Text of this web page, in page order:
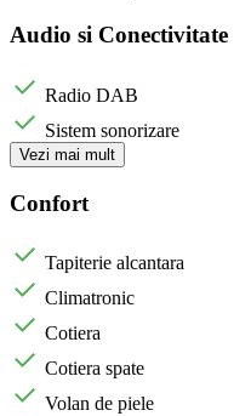
Audio si Conectivitate
Radio DAB
Sistem sonorizare
Vezi mai mult
Confort
Tapiterie alcantara
Climatronic
Cotiera
Cotiera spate
Volan de piele